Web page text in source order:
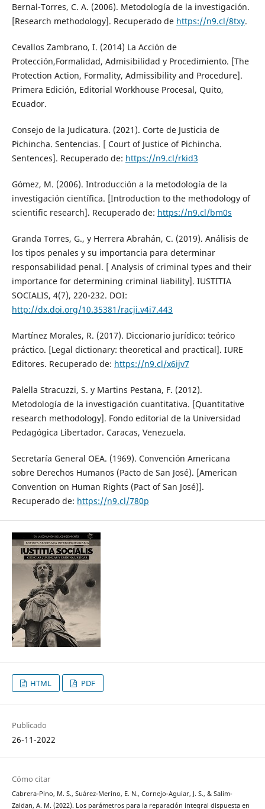
Bernal-Torres, C. A. (2006). Metodología de la investigación.
[Research methodology]. Recuperado de https://n9.cl/8txy.
Cevallos Zambrano, I. (2014) La Acción de
Protección,Formalidad, Admisibilidad y Procedimiento. [The
Protection Action, Formality, Admissibility and Procedure].
Primera Edición, Editorial Workhouse Procesal, Quito,
Ecuador.
Consejo de la Judicatura. (2021). Corte de Justicia de
Pichincha. Sentencias. [ Court of Justice of Pichincha.
Sentences]. Recuperado de: https://n9.cl/rkid3
Gómez, M. (2006). Introducción a la metodología de la
investigación científica. [Introduction to the methodology of
scientific research]. Recuperado de: https://n9.cl/bm0s
Granda Torres, G., y Herrera Abrahán, C. (2019). Análisis de
los tipos penales y su importancia para determinar
responsabilidad penal. [ Analysis of criminal types and their
importance for determining criminal liability]. IUSTITIA
SOCIALIS, 4(7), 220-232. DOI:
http://dx.doi.org/10.35381/racji.v4i7.443
Martínez Morales, R. (2017). Diccionario jurídico: teórico
práctico. [Legal dictionary: theoretical and practical]. IURE
Editores. Recuperado de: https://n9.cl/x6ijv7
Palella Stracuzzi, S. y Martins Pestana, F. (2012).
Metodología de la investigación cuantitativa. [Quantitative
research methodology]. Fondo editorial de la Universidad
Pedagógica Libertador. Caracas, Venezuela.
Secretaría General OEA. (1969). Convención Americana
sobre Derechos Humanos (Pacto de San José). [American
Convention on Human Rights (Pact of San José)].
Recuperado de: https://n9.cl/780p
HTML PDF
Publicado
26-11-2022
Cómo citar
Cabrera-Pino, M. S., Suárez-Merino, E. N., Cornejo-Aguiar, J. S., & Salim-
Zaidan, A. M. (2022). Los parámetros para la reparación integral dispuesta en